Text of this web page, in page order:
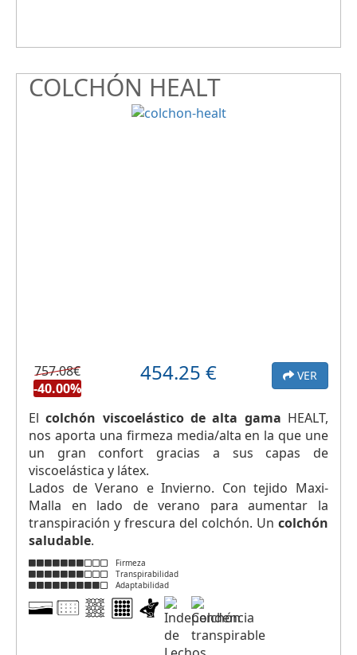
COLCHÓN HEALT
757.08€
-40.00%
454.25 € VER
Elcolchón viscoelástico de alta gama HEALT,
nos aporta una firmeza media/alta en la que une
un gran confort gracias a sus capas de
viscoelástica y látex.
Lados de Verano e Invierno. Con tejido Maxi-
Malla en lado de verano para aumentar la
transpiración y frescura del colchón. Un colchón
saludable.
Firmeza
Transpirabilidad
Adaptabilidad